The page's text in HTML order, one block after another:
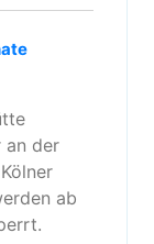
an der
ab